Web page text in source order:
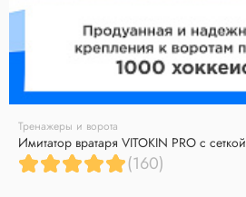
Тренажеры и ворота
Имитатор вратаря VITOKIN PRO с сеткой
(160)